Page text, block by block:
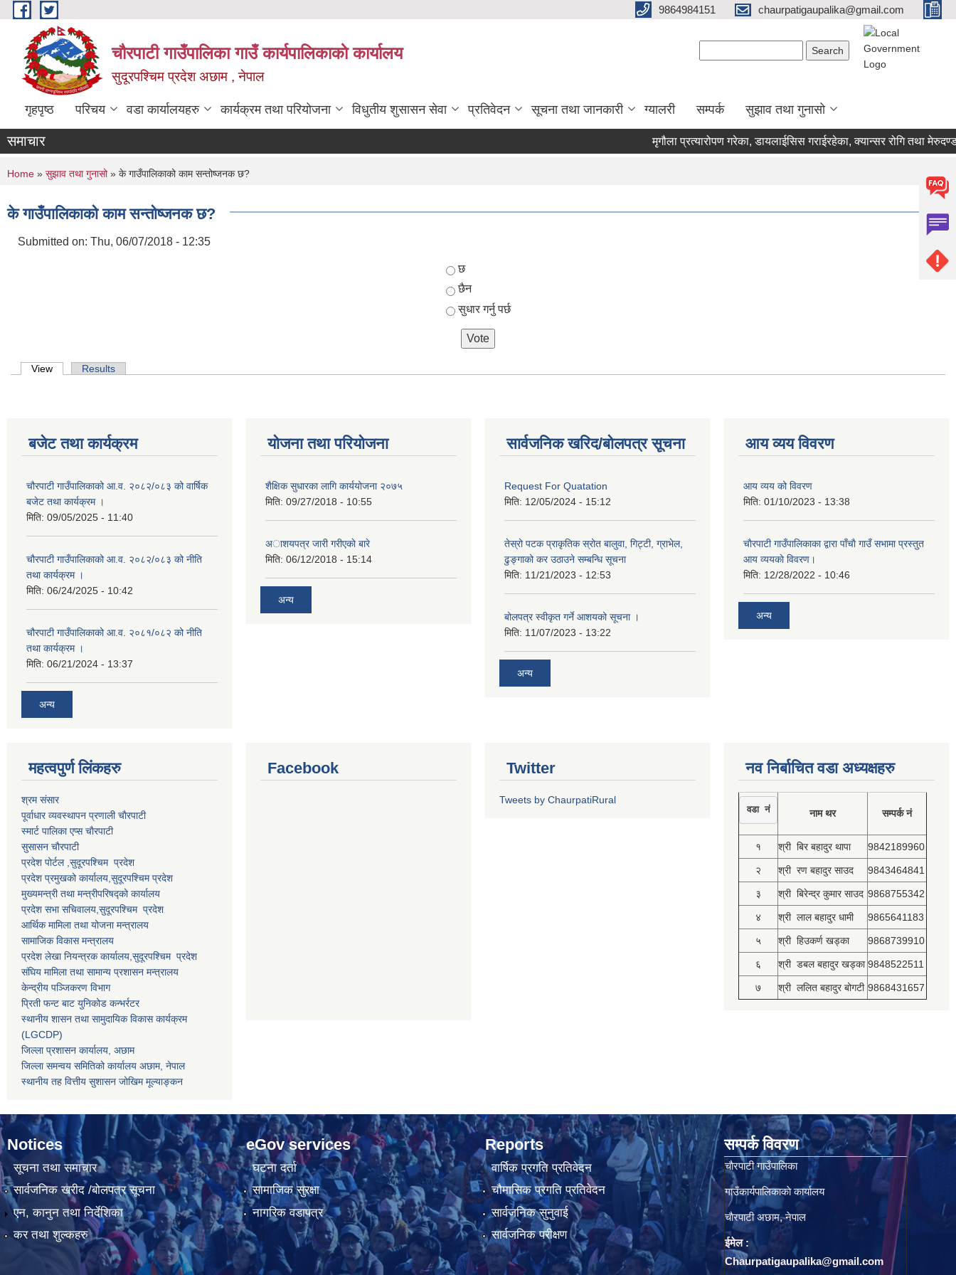
Skip to main content 9864984151 chaurpatigaupalika@gmail.com
चौरपाटी गाउँपालिका गाउँ कार्यपालिकाकाे कार्यालय
सुदूरपश्चिम प्रदेश अछाम , नेपाल
गृहपृष्ठ परिचय वडा कार्यालयहरु कार्यक्रम तथा परियोजना विधुतीय शुसासन सेवा प्रतिवेदन सूचना तथा जानकारी ग्यालरी सम्पर्क सुझाव तथा गुनासो
समाचार मृगौला प्रत्यारोपण गरेका, डायलाईसिस गराईरहेका, क्यान्सर रोगि तथा
You are here
Home » सुझाव तथा गुनासो» के गाउँपालिकाको काम सन्तोष्जनक छ?
के गाउँपालिकाको काम सन्तोष्जनक छ?
Submitted on: Thu, 06/07/2018 - 12:35
Choices
छ
छैन
सुधार गर्नु पर्छ
Primary tabs
View (active tab)
Results
बजेट तथा कार्यक्रम
चौरपाटी गाउँपालिकाको आ.व. २०८२/०८३ को वार्षिक
बजेट तथा कार्यक्रम ।
मिति: 09/05/2025 - 11:40
चौरपाटी गाउँपालिकाको आ.व. २०८२/०८३ को नीति
तथा कार्यक्रम ।
मिति: 06/24/2025 - 10:42
चौरपाटी गाउँपालिकाको आ.व. २०८१/०८२ को नीति
तथा कार्यक्रम ।
मिति: 06/21/2024 - 13:37
अन्य
योजना तथा परियोजना
शैक्षिक सुधारका लागि कार्ययोजना २०७५
मिति: 09/27/2018 - 10:55
अाशयपत्र जारी गरीएकाे बारे
मिति: 06/12/2018 - 15:14
अन्य
सार्वजनिक खरिद/बोलपत्र सूचना
Request For Quatation
मिति: 12/05/2024 - 15:12
तेस्रो पटक प्राकृतिक स्रोत बालुवा, गिट्टी, ग्राभेल,
ढुङ्गाको कर उठाउने सम्बन्धि सूचना
मिति: 11/21/2023 - 12:53
बोलपत्र स्वीकृत गर्ने आशयको सूचना ।
मिति: 11/07/2023 - 13:22
अन्य
आय व्यय विवरण
आय व्यय को विवरण
मिति: 01/10/2023 - 13:38
चाैरपाटी गाउँपालिकाका द्वारा पाँचाै गाउँ सभामा प्रस्तुत
आय व्ययकाे विवरण।
मिति: 12/28/2022 - 10:46
अन्य
महत्वपुर्ण लि‌ंकहरु
श्रम संसार
पूर्वाधार व्यवस्थापन प्रणाली चाैरपाटी
स्मार्ट पालिका एप्स चाैरपाटी
सुसासन चाैरपाटी
प्रदेश पोर्टल ,सुदूरपश्चिम प्रदेश
प्रदेश प्रमुखको कार्यालय, सुदूरपश्चिमप्रदेश
मुख्यमन्त्री तथा मन्त्रीपरिषद्को कार्यालय
प्रदेश सभा सचिवालय, सुदूरपश्चिम प्रदेश
आर्थिक मामिला तथा योजना मन्त्रालय
सामाजिक विकास मन्त्रालय
प्रदेश लेखा नियन्त्रक कार्यालय, सुदूरपश्चिम प्रदेश
संघिय मामिला तथा सामान्य प्रशासन मन्त्रालय
केन्द्रीय पञ्जिकरण विभाग
प्रिती फन्ट बाट युनिकोड कन्भर्रटर
स्थानीय शासन तथा सामुदायिक विकास कार्यक्रम
(LGCDP)
जिल्ला प्रशासन कार्यालय, अछाम
जिल्ला समन्वय समितिको कार्यालय अछाम, नेपाल
स्थानीय तह वित्तीय सुशासन जोखिम मूल्याङ्कन
Facebook Twitter
Tweets by ChaurpatiRural
नव निर्बाचित वडा अध्यक्षहरु
वडा नं नाम थर सम्पर्क नं
१ श्री बिर बहादुर थापा 9842189960
२ श्री रण बहादुर साउद 9843464841
३ श्री बिरेन्द्र कुमार साउद 9868755342
४ श्री लाल बहादुर धामी 9865641183
५ श्री हिउकर्ण खड्का 9868739910
६ श्री डबल बहादुर खड्का 9848522511
७ श्री ललित बहादुर बोगटी 9868431657
Notices
सूचना तथा समाचार
सार्वजनिक खरीद /बोलपत्र सूचना
एन, कानुन तथा निर्देशिका
कर तथा शुल्कहरु
eGov services
घटना दर्ता
सामाजिक सुरक्षा
नागरिक वडापत्र
Reports
वार्षिक प्रगति प्रतिवेदन
चौमासिक प्रगति प्रतिवेदन
सार्वजनिक सुनुवाई
सार्वजनिक परीक्षण
सम्पर्क विवरण
चाैरपाटी गाउँपालिका
गाउँकार्यपालिकाकाे कार्यालय
चाैरपाटी अछाम, नेपाल
ईमेल :
Chaurpatigaupalika@gmail.com